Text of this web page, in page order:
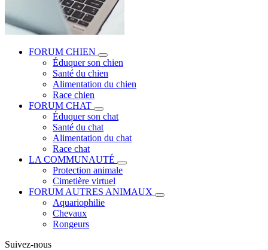
FORUM CHIEN
Éduquer son chien
Santé du chien
Alimentation du chien
Race chien
FORUM CHAT
Éduquer son chat
Santé du chat
Alimentation du chat
Race chat
LA COMMUNAUTÉ
Protection animale
Cimetière virtuel
FORUM AUTRES ANIMAUX
Aquariophilie
Chevaux
Rongeurs
Suivez-nous